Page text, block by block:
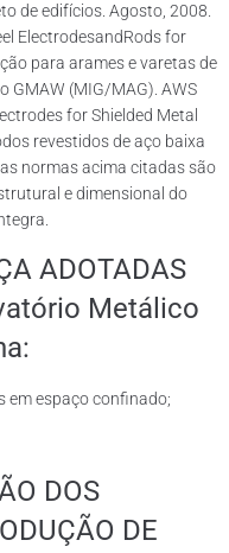
de edifícios. Agosto, 2008.
ElectrodesandRods for
para arames e varetas de
GMAW (MIG/MAG). AWS
for Shielded Metal
revestidos de aço baixa
normas acima citadas são
e dimensional do
ADOTADAS
Metálico
em espaço confinado;
DOS
DE